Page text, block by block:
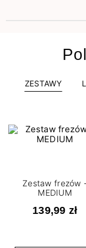
ZESTAWY
Zestaw frezów
MEDIUM
139,99 zł